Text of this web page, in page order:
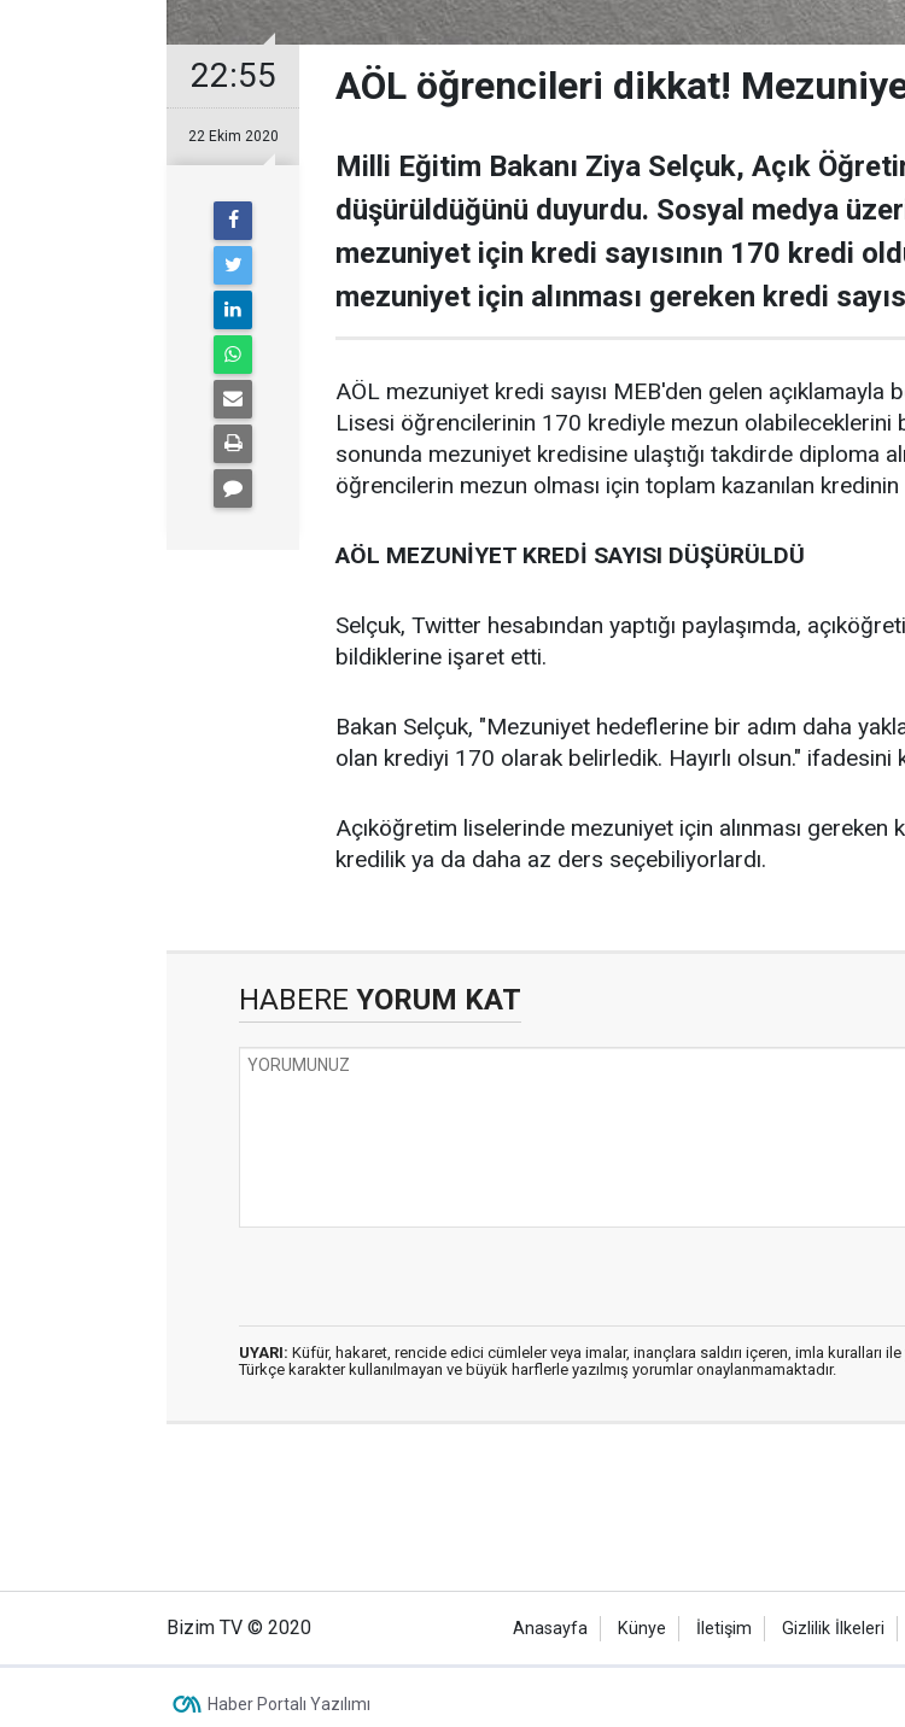
22:55
22 Ekim 2020
AÖL öğrencileri dikkat!
Milli Eğitim Bakanı Ziya Selçuk, Açık
düşürüldüğünü duyurdu. Sosyal medya
mezuniyet için kredi sayısının 170 kredi
mezuniyet için alınması gereken kredi
AÖL mezuniyet kredi sayısı MEB'den gelen
Lisesi öğrencilerinin 170 krediyle mezun
sonunda mezuniyet kredisine ulaştığı takdirde diploma
öğrencilerin mezun olması için toplam kazanılan
AÖL MEZUNİYET KREDİ SAYISI DÜŞÜRÜLDÜ
Selçuk, Twitter hesabından yaptığı paylaşımda,
bildiklerine işaret etti.
Bakan Selçuk, "Mezuniyet hedeflerine bir adım daha
olan krediyi 170 olarak belirledik. Hayırlı olsun." ifadesini
Açıköğretim liselerinde mezuniyet için alınması
kredilik ya da daha az ders seçebiliyorlardı.
HABERE YORUM KAT
UYARI: Küfür, hakaret, rencide edici cümleler veya imalar, inançlara saldırı içeren, imla kuralları ile
Türkçe karakter kullanılmayan ve büyük harflerle yazılmış yorumlar onaylanmamaktadır.
Bizim TV © 2020 Anasayfa Künye İletişim Gizlilik İlkeleri
Haber Portalı Yazılımı